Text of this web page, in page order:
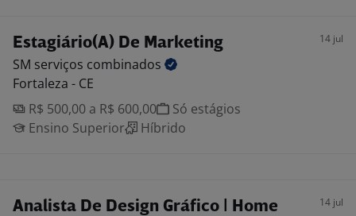
Estagiário(A) De Marketing 14 jul
SM serviços combinados
Fortaleza - CE
R$ 500,00 a R$ 600,00
Só estágios
Ensino Superior
Híbrido
Analista De Design Gráfico | Home
14 jul